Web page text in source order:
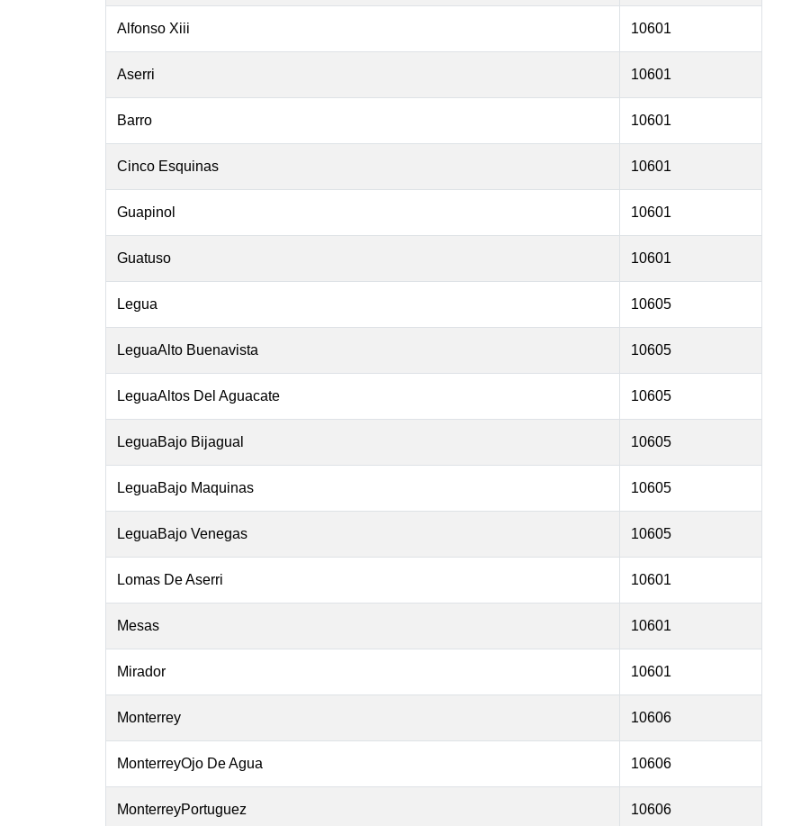
Alfonso Xiii 10601
Aserri 10601
Barro 10601
Cinco Esquinas 10601
Guapinol 10601
Guatuso 10601
Legua 10605
LeguaAlto Buenavista 10605
LeguaAltos Del Aguacate 10605
LeguaBajo Bijagual 10605
LeguaBajo Maquinas 10605
LeguaBajo Venegas 10605
Lomas De Aserri 10601
Mesas 10601
Mirador 10601
Monterrey 10606
MonterreyOjo De Agua 10606
MonterreyPortuguez 10606